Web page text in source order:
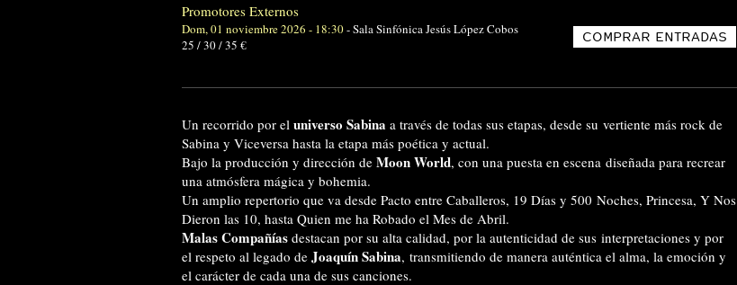
Promotores Externos
COMPRAR ENTRADAS
Dom, 01 noviembre 2026 - 18:30-Sala Sinfónica Jesús López Cobos
25 / 30 / 35 €
Un recorrido por el universo Sabina a través de todas sus etapas, desde su vertiente más rock de
Sabina y Viceversa hasta la etapa más poética y actual.
Bajo la producción y dirección de Moon World, con una puesta en escena diseñada para recrear
una atmósfera mágica y bohemia.
Un amplio repertorio que va desde Pacto entre Caballeros, 19 Días y 500 Noches, Princesa, Y Nos
Dieron las 10, hasta Quien me ha Robado el Mes de Abril.
Malas Compañías destacan por su alta calidad, por la autenticidad de sus interpretaciones y por
el respeto al legado de Joaquín Sabina, transmitiendo de manera auténtica el alma, la emoción y
el carácter de cada una de sus canciones.